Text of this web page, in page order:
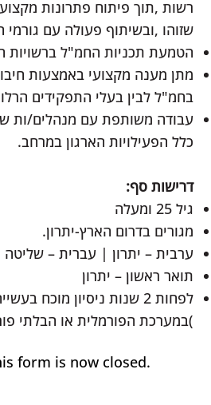
‬שזוהו‭, ‬ובשיתוף‭ ‬פעולה‭ ‬עם‭ ‬גורמי‭ ‬החמ"ל‭.‬
הטמעת‭ ‬תכניות‭ ‬החמ"ל‭ ‬ברשויות‭ ‬המקומיות‭.‬
‬בחמ"ל‭ ‬לבין‭ ‬בעלי‭ ‬התפקידים‭ ‬הרלוונטיים‭ ‬ברשות‭.‬
‬כלל‭ ‬הפעילויות‭ ‬הארגון‭ ‬במרחב‭.‬
דרישות‭ ‬סף‭:‬
גיל‭ ‬25‭ ‬ומעלה
מגורים‭ ‬בדרום‭ ‬הארץ‭-‬יתרון‭. ‬
ערבית‭ ‬‮–‬‭ ‬יתרון‭ | ‬עברית‭ ‬‮–‬‭ ‬שליטה‭ ‬מלאה
תואר‭ ‬ראשון‭ ‬‮–‬‭ ‬יתרון
(‬במערכת‭ ‬הפורמלית‭ ‬או‭ ‬הבלתי‭ ‬פורמלית‭) ‬
form is now closed.